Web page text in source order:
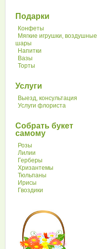
Подарки
Конфеты
Мягкие игрушки, воздушные
шары
Напитки
Вазы
Торты
Услуги
Выезд, консультация
Услуги флориста
Собрать букет
самому
Розы
Лилии
Герберы
Хризантемы
Тюльпаны
Ирисы
Гвоздики